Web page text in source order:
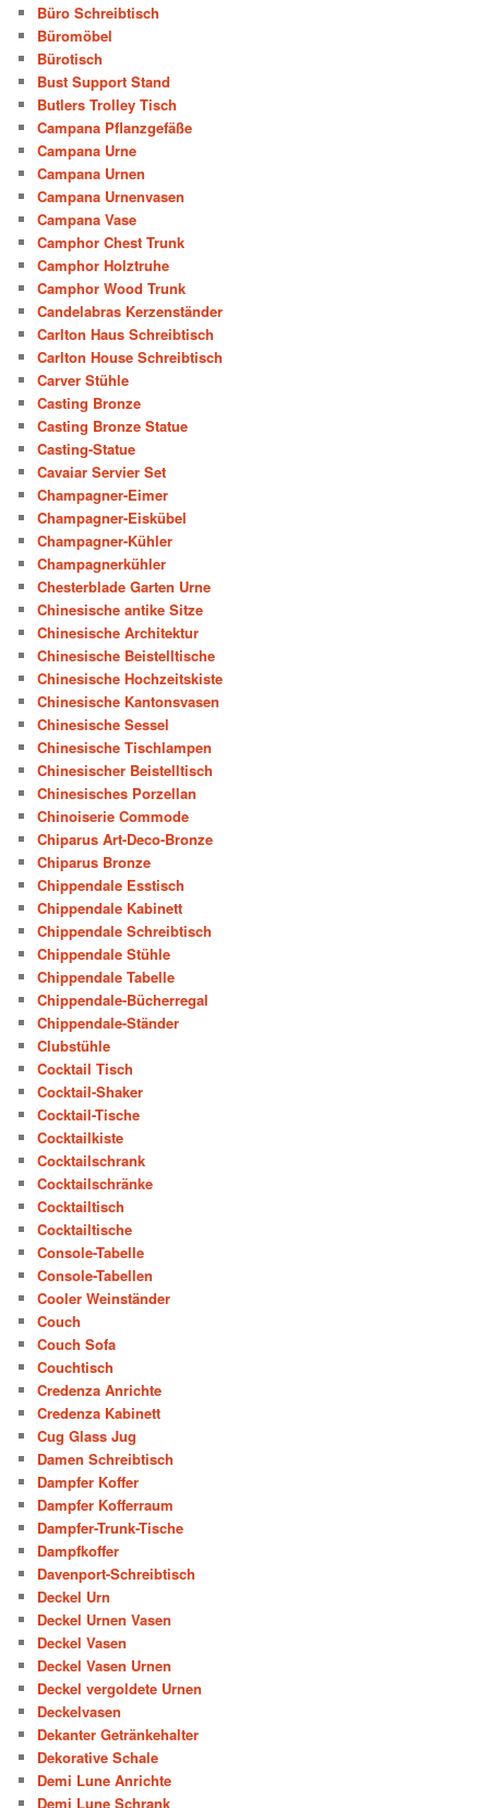
Büro Schreibtisch
Büromöbel
Bürotisch
Bust Support Stand
Butlers Trolley Tisch
Campana Pflanzgefäße
Campana Urne
Campana Urnen
Campana Urnenvasen
Campana Vase
Camphor Chest Trunk
Camphor Holztruhe
Camphor Wood Trunk
Candelabras Kerzenständer
Carlton Haus Schreibtisch
Carlton House Schreibtisch
Carver Stühle
Casting Bronze
Casting Bronze Statue
Casting-Statue
Cavaiar Servier Set
Champagner-Eimer
Champagner-Eiskübel
Champagner-Kühler
Champagnerkühler
Chesterblade Garten Urne
Chinesische antike Sitze
Chinesische Architektur
Chinesische Beistelltische
Chinesische Hochzeitskiste
Chinesische Kantonsvasen
Chinesische Sessel
Chinesische Tischlampen
Chinesischer Beistelltisch
Chinesisches Porzellan
Chinoiserie Commode
Chiparus Art-Deco-Bronze
Chiparus Bronze
Chippendale Esstisch
Chippendale Kabinett
Chippendale Schreibtisch
Chippendale Stühle
Chippendale Tabelle
Chippendale-Bücherregal
Chippendale-Ständer
Clubstühle
Cocktail Tisch
Cocktail-Shaker
Cocktail-Tische
Cocktailkiste
Cocktailschrank
Cocktailschränke
Cocktailtisch
Cocktailtische
Console-Tabelle
Console-Tabellen
Cooler Weinständer
Couch
Couch Sofa
Couchtisch
Credenza Anrichte
Credenza Kabinett
Cug Glass Jug
Damen Schreibtisch
Dampfer Koffer
Dampfer Kofferraum
Dampfer-Trunk-Tische
Dampfkoffer
Davenport-Schreibtisch
Deckel Urn
Deckel Urnen Vasen
Deckel Vasen
Deckel Vasen Urnen
Deckel vergoldete Urnen
Deckelvasen
Dekanter Getränkehalter
Dekorative Schale
Demi Lune Anrichte
Demi Lune Schrank